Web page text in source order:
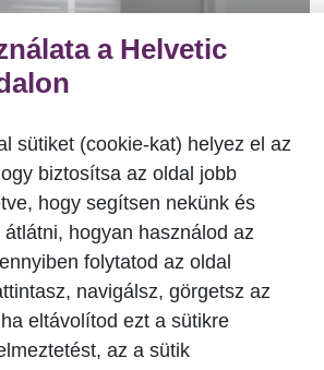
a Helvetic
sütiket (cookie-kat) helyez el az
biztosítsa az oldal jobb
hogy segítsen nekünk és
hogyan használod az
folytatod az oldal
navigálsz, görgetsz az
eltávolítod ezt a sütikre
az a sütik